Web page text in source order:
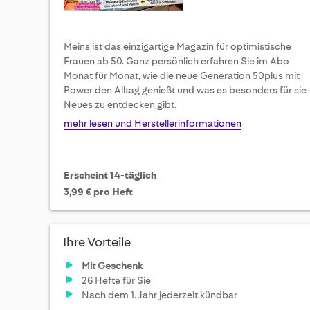
Meins ist das einzigartige Magazin für optimistische
Frauen ab 50. Ganz persönlich erfahren Sie im Abo
Monat für Monat, wie die neue Generation 50plus mit
Power den Alltag genießt und was es besonders für sie
Neues zu entdecken gibt.
mehr lesen und Herstellerinformationen
Erscheint 14-täglich
3,99 € pro Heft
Ihre Vorteile
Mit Geschenk
26 Hefte für Sie
Nach dem 1. Jahr jederzeit kündbar